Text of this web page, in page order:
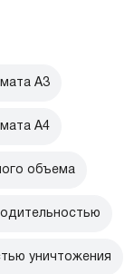
А3
А4
объема
уничтожения